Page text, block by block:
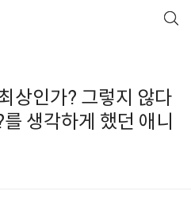
상인가? 그렇지 않다
생각하게 했던 애니